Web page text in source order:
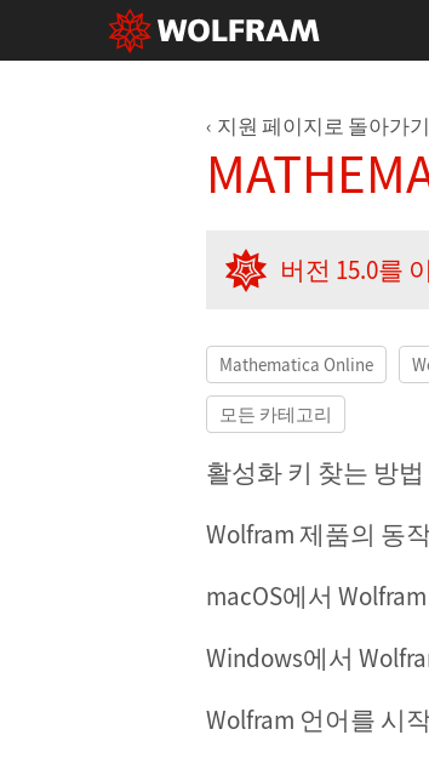
지원 페이지로 돌아가기
버전 15.0를
Mathematica Online
모든 카테고리
활성화 키 찾는 방법
Wolfram 제품의 동
macOS에서
Windows에서
Wolfram 언어를 시